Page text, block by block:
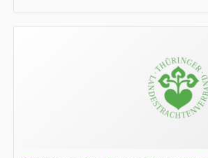
Wir wünschen Euch viel Spaß beim Lesen.